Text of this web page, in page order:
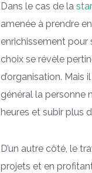
Dans le cas de la
amenée à prendre
enrichissement pour
choix se révèle
d’organisation. Mais
général la personne
heures et subir plus
D’un autre côté, le
projets et en